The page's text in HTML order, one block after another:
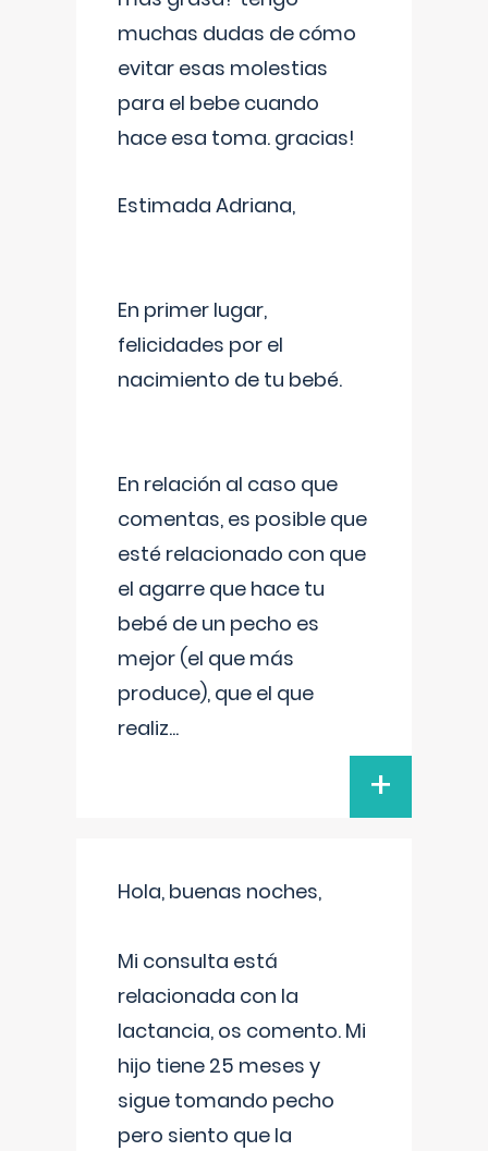
muchas dudas de cómo
evitar esas molestias
para el bebe cuando
hace esa toma. gracias!
Estimada Adriana,
En primer lugar,
felicidades por el
nacimiento de tu bebé.
En relación al caso que
comentas, es posible que
esté relacionado con que
el agarre que hace tu
bebé de un pecho es
mejor (el que más
produce), que el que
realiz...
+
Hola, buenas noches,
Mi consulta está
relacionada con la
lactancia, os comento. Mi
hijo tiene 25 meses y
sigue tomando pecho
pero siento que la